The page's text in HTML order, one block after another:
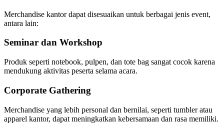
Merchandise kantor dapat disesuaikan untuk berbagai jenis event,
antara lain:
Seminar dan Workshop
Produk seperti notebook, pulpen, dan tote bag sangat cocok karena
mendukung aktivitas peserta selama acara.
Corporate Gathering
Merchandise yang lebih personal dan bernilai, seperti tumbler atau
apparel kantor, dapat meningkatkan kebersamaan dan rasa memiliki.